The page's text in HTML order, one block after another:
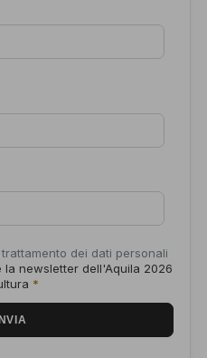
dei dati personali
newsletter dell'Aquila 2026
*